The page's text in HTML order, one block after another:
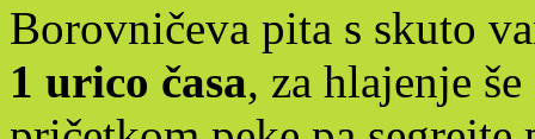
Borovničeva pita s skuto
1 urico časa, za hlajenje